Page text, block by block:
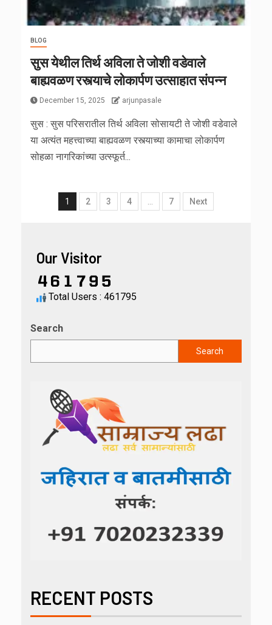
BLOG
सुस येथील तिर्थ अविला ते जोशी वडेवाले
बाह्यवळण रस्त्याचे लोकार्पण उत्साहात संपन्न
December 15, 2025 arjunpasale
सुस : सुस परिसरातील तिर्थ अविला सोसायटी ते जोशी वडेवाले
या अत्यंत महत्त्वाच्या बाह्यवळण रस्त्याच्या कामाचा लोकार्पण
सोहळा नागरिकांच्या उत्स्फूर्त...
1 2 3 4 … 7 Next
Our Visitor
Total Users : 461795
Search
Search
RECENT POSTS